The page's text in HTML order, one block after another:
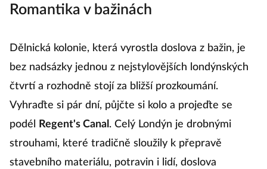
Romantika v bažinách
Dělnická kolonie, která vyrostla doslova z bažin, je
bez nadsázky jednou z nejstylovějších londýnských
čtvrtí a rozhodně stojí za bližší prozkoumání.
Vyhraďte si pár dní, půjčte si kolo a projeďte se
podél
Regent's Canal . Celý Londýn je drobnými
strouhami, které tradičně sloužily k přepravě
stavebního materiálu, potravin i lidí, doslova